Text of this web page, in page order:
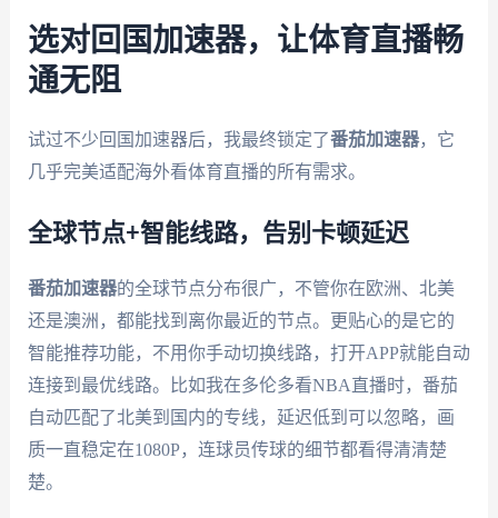
选对回国加速器，让体育直播畅
通无阻
试过不少回国加速器后，我最终锁定了番茄加速器，它
几乎完美适配海外看体育直播的所有需求。
全球节点+智能线路，告别卡顿延迟
番茄加速器的全球节点分布很广，不管你在欧洲、北美
还是澳洲，都能找到离你最近的节点。更贴心的是它的
智能推荐功能，不用你手动切换线路，打开APP就能自动
连接到最优线路。比如我在多伦多看NBA直播时，番茄
自动匹配了北美到国内的专线，延迟低到可以忽略，画
质一直稳定在1080P，连球员传球的细节都看得清清楚
楚。